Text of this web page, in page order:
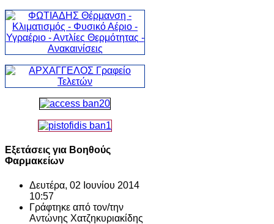
Εξετάσεις για Βοηθούς
Φαρμακείων
Δευτέρα, 02 Ιουνίου 2014
10:57
Γράφτηκε από τον/την
Αντώνης Χατζηκυριακίδης